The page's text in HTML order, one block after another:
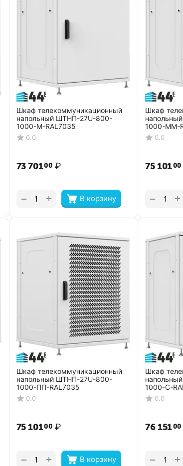
Шкаф телекоммуникационный
напольный ШТНП-27U-800-
1000-М-RAL7035
0.0
73 70100 ₽
В корзину
+
−
Шкаф
1000-ММ-
0.0
75 10100
+
−
Шкаф телекоммуникационный
напольный ШТНП-27U-800-
1000-ПП-RAL7035
0.0
75 10100 ₽
В корзину
+
−
Шкаф
1000-С-
0.0
76 15100
+
−